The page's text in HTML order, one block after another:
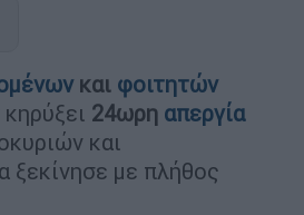
και φοιτητών
24ωρη απεργία
και
ξεκίνησε με πλήθος